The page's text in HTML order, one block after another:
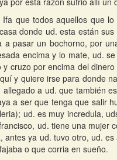
Ifa que todos aquellos que
donde ud. esta están
a pasar un bochorno, por
encima y lo mate, ud.
y cruzo por encima del
y quiere irse para donde
allegado a ud. que también
a ser que tenga que salir
ud. es muy incredula,
ud. tiene una mujer
antes ya ud. tuvo otro, ud.
o que corria en sueño.